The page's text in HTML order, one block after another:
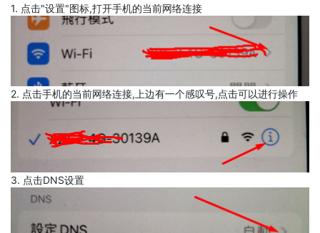
1. 点击"设置"图标,打开手机的当前网络连接
2. 点击手机的当前网络连接,上边有一个感叹号,点击可以进行操作
3. 点击DNS设置